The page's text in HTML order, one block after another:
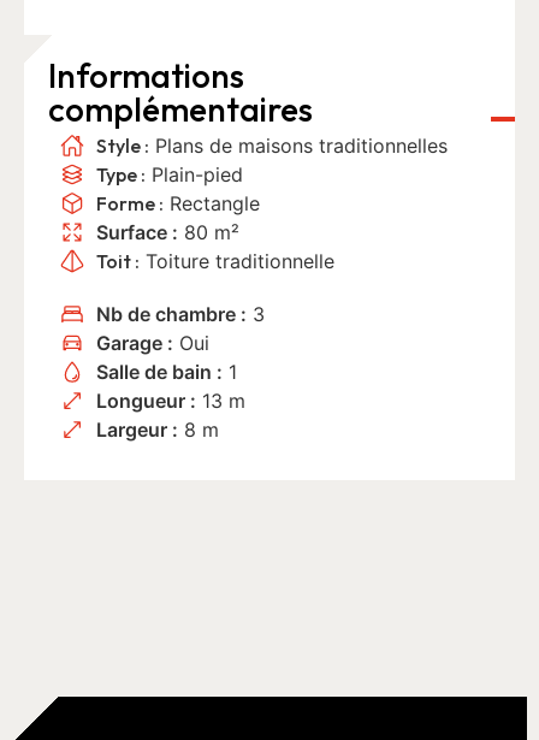
Informations
complémentaires
Style : Plans de maisons traditionnelles
Type : Plain-pied
Forme : Rectangle
Surface : 80 m²
Toit : Toiture traditionnelle
Nb de chambre : 3
Garage : Oui
Salle de bain : 1
Longueur : 13 m
Largeur : 8 m